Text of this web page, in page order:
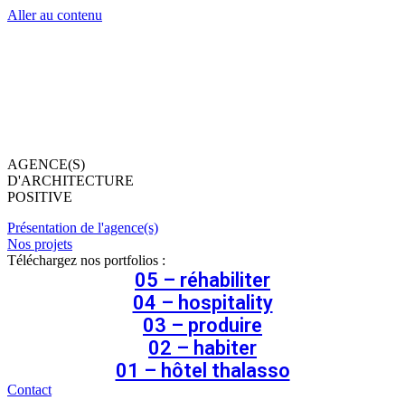
Aller au contenu
AGENCE(S)
D'ARCHITECTURE
POSITIVE
Présentation de l'agence(s)
Nos projets
Téléchargez nos portfolios :
05 – réhabiliter
04 – hospitality
03 – produire
02 – habiter
01 – hôtel thalasso
Contact